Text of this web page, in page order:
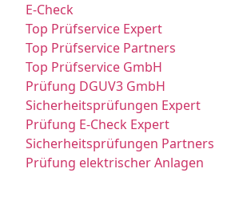
E-Check
Top Prüfservice Expert
Top Prüfservice Partners
Top Prüfservice GmbH
Prüfung DGUV3 GmbH
Sicherheitsprüfungen Expert
Prüfung E-Check Expert
Sicherheitsprüfungen Partners
Prüfung elektrischer Anlagen